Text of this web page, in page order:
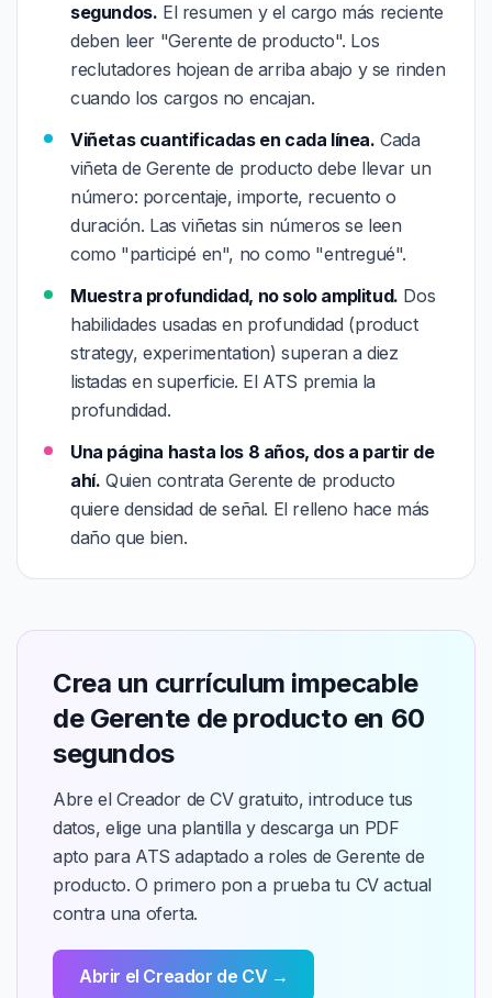
segundos. El resumen y el cargo más reciente
deben leer "Gerente de producto". Los
reclutadores hojean de arriba abajo y se rinden
cuando los cargos no encajan.
Viñetas cuantificadas en cada línea. Cada
viñeta de Gerente de producto debe llevar un
número: porcentaje, importe, recuento o
duración. Las viñetas sin números se leen
como "participé en", no como "entregué".
Muestra profundidad, no solo amplitud. Dos
habilidades usadas en profundidad (product
strategy, experimentation) superan a diez
listadas en superficie. El ATS premia la
profundidad.
Una página hasta los 8 años, dos a partir de
ahí. Quien contrata Gerente de producto
quiere densidad de señal. El relleno hace más
daño que bien.
Crea un currículum impecable
de Gerente de producto en 60
segundos
Abre el Creador de CV gratuito, introduce tus
datos, elige una plantilla y descarga un PDF
apto para ATS adaptado a roles de Gerente de
producto. O primero pon a prueba tu CV actual
contra una oferta.
Abrir el Creador de CV →